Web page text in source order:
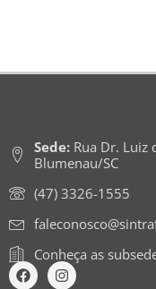
Sede:Rua Dr. Luiz
Blumenau/SC
(47) 3326-1555
Conheça as